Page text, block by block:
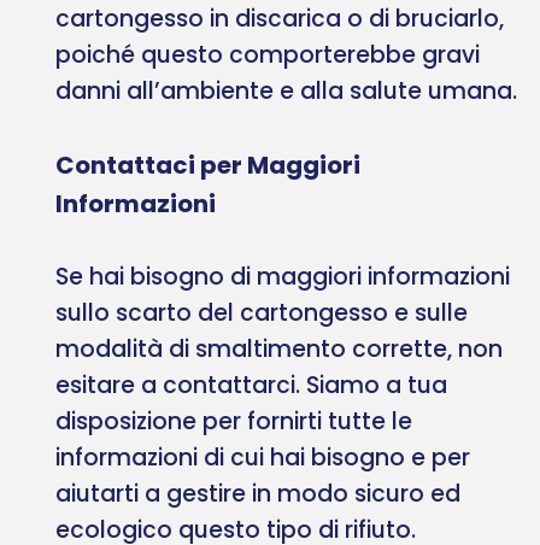
cartongesso in discarica o di bruciarlo,
poiché questo comporterebbe gravi
danni all’ambiente e alla salute umana.
Contattaci per Maggiori
Informazioni
Se hai bisogno di maggiori informazioni
sullo scarto del cartongesso e sulle
modalità di smaltimento corrette, non
esitare a contattarci. Siamo a tua
disposizione per fornirti tutte le
informazioni di cui hai bisogno e per
aiutarti a gestire in modo sicuro ed
ecologico questo tipo di rifiuto.